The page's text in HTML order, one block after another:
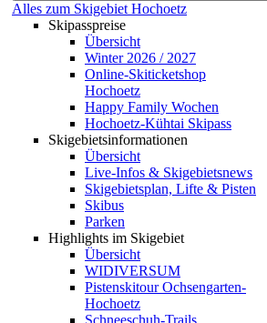
Alles zum Skigebiet Hochoetz
Skipasspreise
Übersicht
Winter 2026 / 2027
Online-Skiticketshop
Hochoetz
Happy Family Wochen
Hochoetz-Kühtai Skipass
Skigebietsinformationen
Übersicht
Live-Infos & Skigebietsnews
Skigebietsplan, Lifte & Pisten
Skibus
Parken
Highlights im Skigebiet
Übersicht
WIDIVERSUM
Pistenskitour Ochsengarten-
Hochoetz
Schneeschuh-Trails